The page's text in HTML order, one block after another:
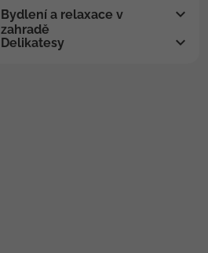
Bydlení a relaxace v
zahradě
Delikatesy